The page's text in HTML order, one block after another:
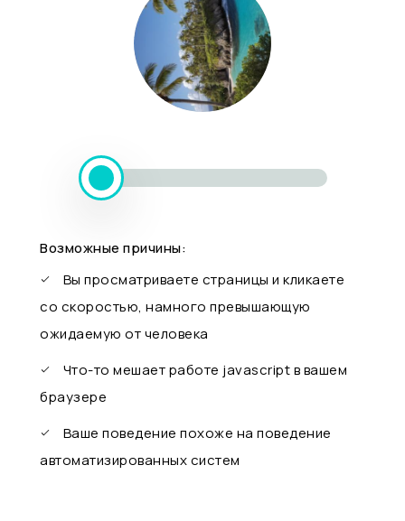
Возможные причины:
Вы просматриваете страницы и кликаете
со скоростью, намного превышающую
ожидаемую от человека
Что-то мешает работе javascript в вашем
браузере
Ваше поведение похоже на поведение
автоматизированных систем